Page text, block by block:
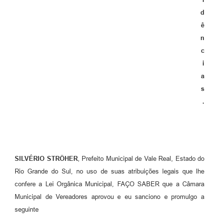
d
ê
n
c
i
a
s
.
SILVÉRIO STRÖHER, Prefeito Municipal de Vale Real, Estado do
Rio Grande do Sul, no uso de suas atribuições legais que lhe
confere a Lei Orgânica Municipal, FAÇO SABER que a Câmara
Municipal de Vereadores aprovou e eu sanciono e promulgo a
seguinte